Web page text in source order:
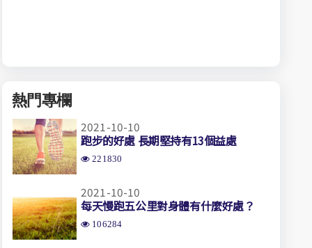
熱門專欄
2021-10-10
跑步的好處 長期堅持有13個益處
221830
2021-10-10
每天慢跑五公里對身體有什麼好處？
106284